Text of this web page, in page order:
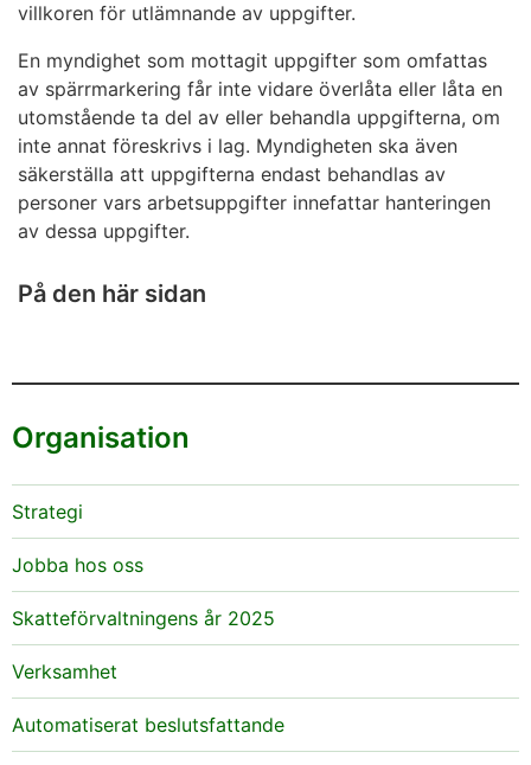
villkoren för utlämnande av uppgifter.
En myndighet som mottagit uppgifter som omfattas
av spärrmarkering får inte vidare överlåta eller låta en
utomstående ta del av eller behandla uppgifterna, om
inte annat föreskrivs i lag. Myndigheten ska även
säkerställa att uppgifterna endast behandlas av
personer vars arbetsuppgifter innefattar hanteringen
av dessa uppgifter.
På den här sidan
Organisation
Strategi
Jobba hos oss
Skatteförvaltningens år 2025
Verksamhet
Automatiserat beslutsfattande